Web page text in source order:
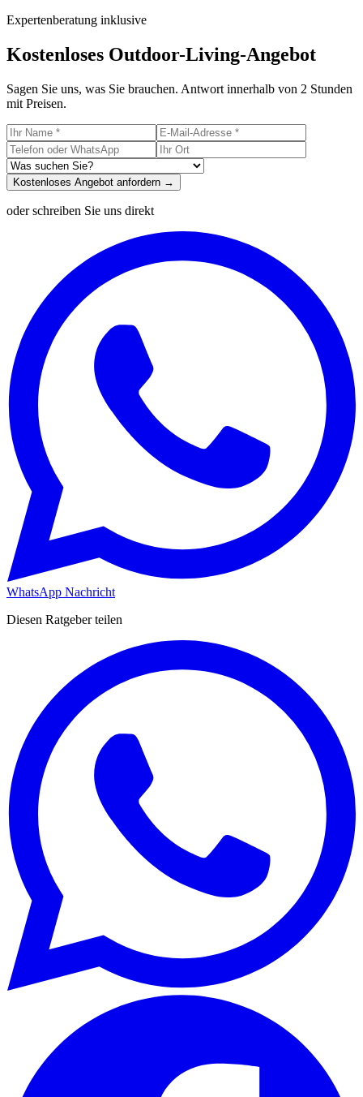
Expertenberatung inklusive
Kostenloses Outdoor-Living-Angebot
Sagen Sie uns, was Sie brauchen. Antwort innerhalb von 2 Stunden
mit Preisen.
Kostenloses Angebot anfordern →
oder schreiben Sie uns direkt
WhatsApp Nachricht
Diesen Ratgeber teilen